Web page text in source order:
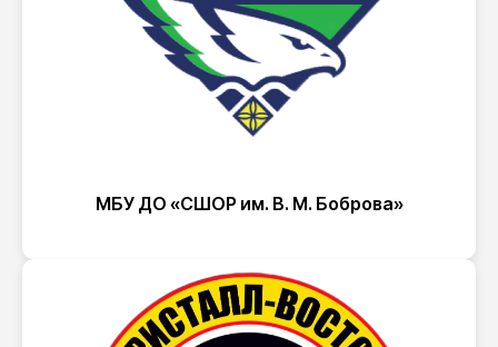
МБУ ДО «СШОР им. В. М. Боброва»